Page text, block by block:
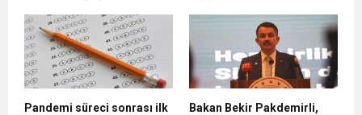
AÖF kayıt yenileme
tarihleri)
(2022 ÖSYM KPSS sınav
Pandemi süreci sonrası ilk
Bakan Bekir Pakdemirli,